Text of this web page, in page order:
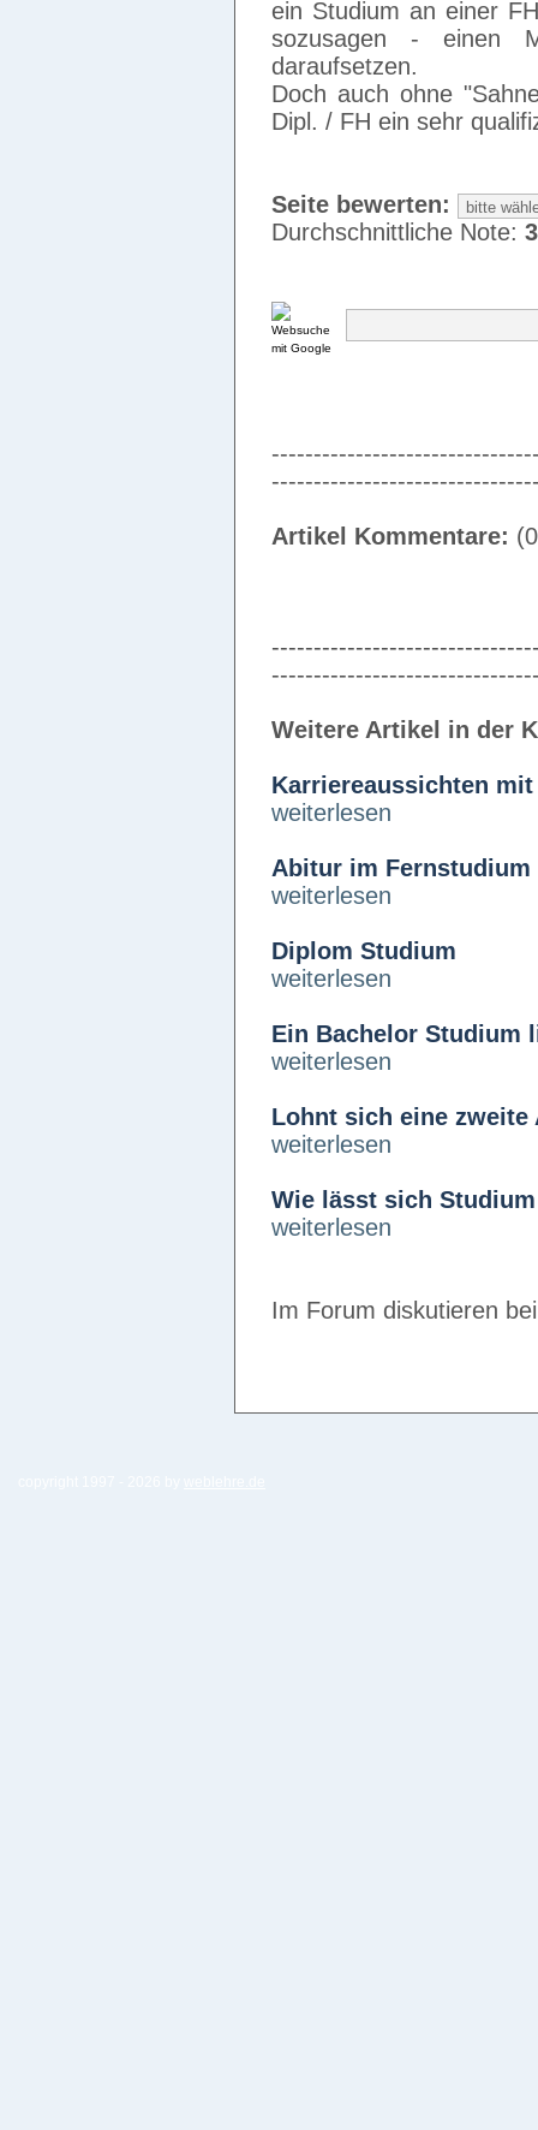
ein Studium an einer
sozusagen - einen
daraufsetzen.
Doch auch ohne
Dipl. / FH ein sehr
Seite bewerten:
Durchschnittliche Note:
Artikel Kommentare:
Weitere Artikel in der
Karriereaussichten
weiterlesen
Abitur im Fernstudium
weiterlesen
Diplom Studium
weiterlesen
Ein Bachelor Studium
weiterlesen
Lohnt sich eine zweite
weiterlesen
Wie lässt sich
weiterlesen
Im Forum diskutieren